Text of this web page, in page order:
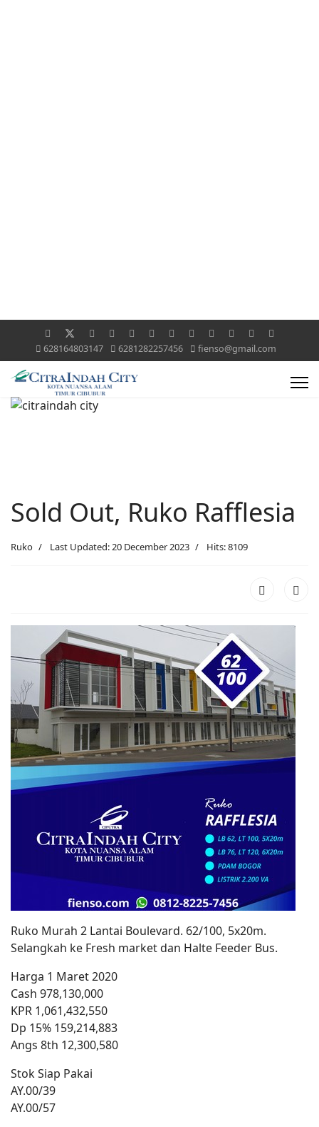
628164803147 6281282257456 fienso@gmail.com
Sold Out, Ruko Rafflesia
Ruko Last Updated: 20 December 2023 Hits: 8109
Ruko Murah 2 Lantai Boulevard. 62/100, 5x20m.
Selangkah ke Fresh market dan Halte Feeder Bus.
Harga 1 Maret 2020
Cash 978,130,000
KPR 1,061,432,550
Dp 15% 159,214,883
Angs 8th 12,300,580
Stok Siap Pakai
AY.00/39
AY.00/57